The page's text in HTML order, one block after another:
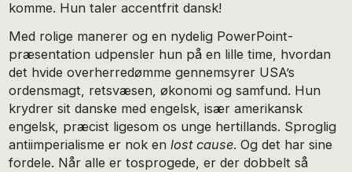
komme. Hun taler accentfrit dansk!
Med rolige manerer og en nydelig PowerPoint-
præsentation udpensler hun på en lille time, hvordan
det hvide overherredømme gennemsyrer USA’s
ordensmagt, retsvæsen, økonomi og samfund. Hun
krydrer sit danske med engelsk, især amerikansk
engelsk, præcist ligesom os unge hertillands. Sproglig
antiimperialisme er nok enlost cause. Og det har sine
fordele. Når alle er tosprogede, er der dobbelt så